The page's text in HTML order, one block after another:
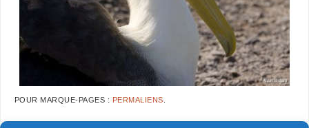
POUR MARQUE-PAGES : PERMALIENS